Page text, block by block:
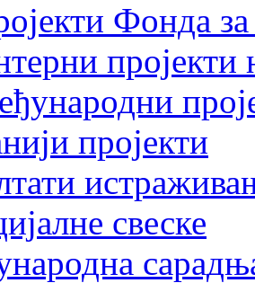
Фонда
пројекти
пројекти
свеске